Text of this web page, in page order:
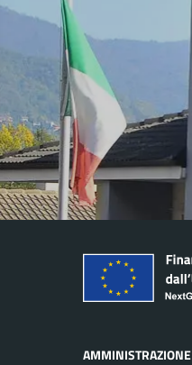
AMMINISTRAZIONE